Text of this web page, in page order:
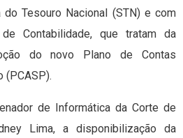
Tesouro Nacional (STN) e com
Contabilidade, que tratam da
do novo Plano de Contas
(PCASP).
de Informática da Corte de
Lima, a disponibilização da